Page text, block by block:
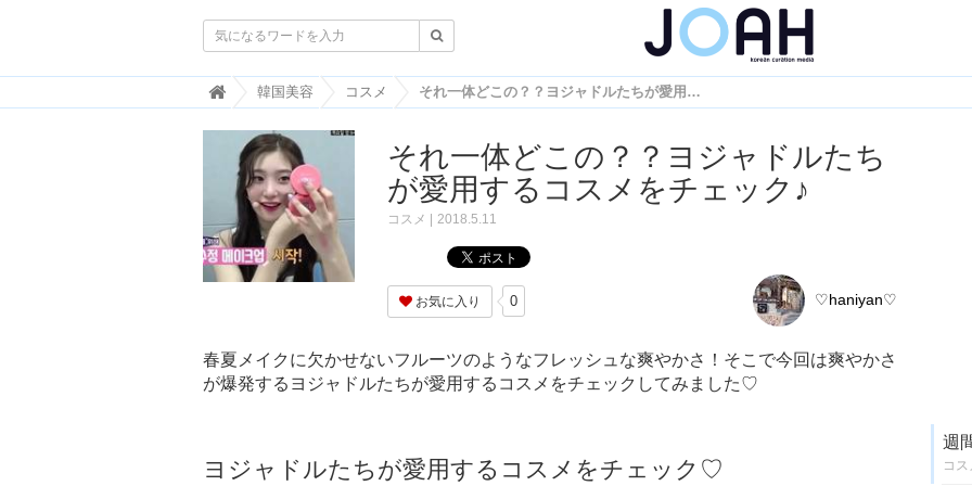
韓
国
ト
ン
ド
情
報
・
韓
国
J
ジ
韓国美容 コスメ それ一体どこの？？ヨジャドルたちが愛用するコスメをチェック♪
それ一体どこの？？ヨジャドルたち
が愛用するコスメをチェック♪
コスメ 2018.5.11
お気に入り 0 ♡haniyan♡
春夏メイクに欠かせないフルーツのようなフレッシュな爽やかさ！そこで今回は爽やかさ
が爆発するヨジャドルたちが愛用するコスメをチェックしてみました♡
ヨジャドルたちが愛用するコスメをチェック♡
週
コ